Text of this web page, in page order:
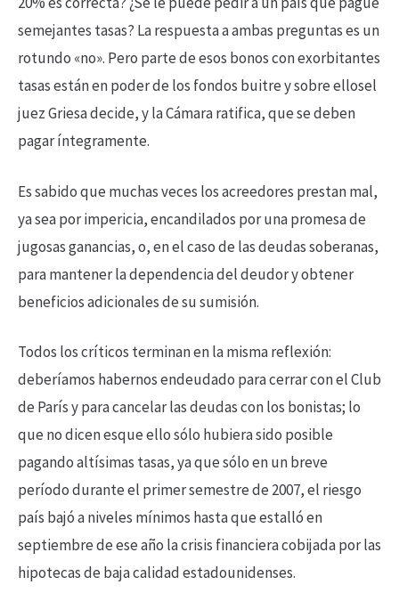
semejantes tasas? La respuesta a ambas preguntas es un
rotundo «no». Pero parte de esos bonos con exorbitantes
tasas están en poder de los fondos buitre y sobre ellosel
juez Griesa decide, y la Cámara ratifica, que se deben
pagar íntegramente.
Es sabido que muchas veces los acreedores prestan mal,
ya sea por impericia, encandilados por una promesa de
jugosas ganancias, o, en el caso de las deudas soberanas,
para mantener la dependencia del deudor y obtener
beneficios adicionales de su sumisión.
Todos los críticos terminan en la misma reflexión:
deberíamos habernos endeudado para cerrar con el Club
de París y para cancelar las deudas con los bonistas; lo
que no dicen esque ello sólo hubiera sido posible
pagando altísimas tasas, ya que sólo en un breve
período durante el primer semestre de 2007, el riesgo
país bajó a niveles mínimos hasta que estalló en
septiembre de ese año la crisis financiera cobijada por las
hipotecas de baja calidad estadounidenses.